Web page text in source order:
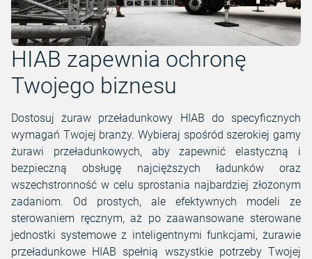
HIAB zapewnia ochronę
Twojego biznesu
Dostosuj żuraw przeładunkowy HIAB do specyficznych
wymagań Twojej branży. Wybieraj spośród szerokiej gamy
żurawi przeładunkowych, aby zapewnić elastyczną i
bezpieczną obsługę najcięższych ładunków oraz
wszechstronność w celu sprostania najbardziej złożonym
zadaniom. Od prostych, ale efektywnych modeli ze
sterowaniem ręcznym, aż po zaawansowane sterowane
jednostki systemowe z inteligentnymi funkcjami, żurawie
przeładunkowe HIAB spełnią wszystkie potrzeby Twojej